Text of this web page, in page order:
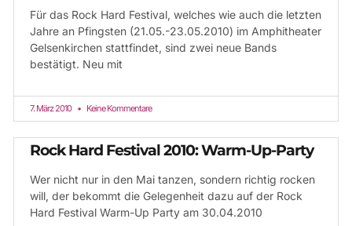
Für das Rock Hard Festival, welches wie auch die letzten
Jahre an Pfingsten (21.05.-23.05.2010) im Amphitheater
Gelsenkirchen stattfindet, sind zwei neue Bands
bestätigt. Neu mit
7. März 2010 Keine Kommentare
Rock Hard Festival 2010: Warm-Up-Party
Wer nicht nur in den Mai tanzen, sondern richtig rocken
will, der bekommt die Gelegenheit dazu auf der Rock
Hard Festival Warm-Up Party am 30.04.2010